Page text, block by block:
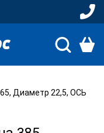
Диаметр 22,5, ОСЬ